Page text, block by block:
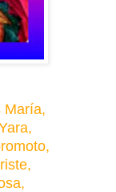
María,